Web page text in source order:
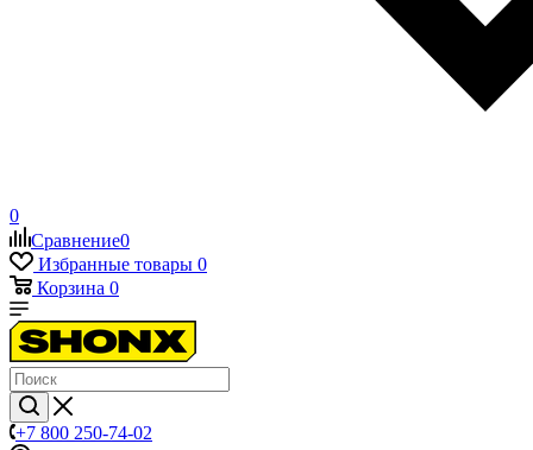
0
Сравнение0
Избранные товары 0
Корзина 0
+7 800 250-74-02